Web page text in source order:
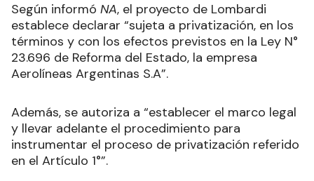
Según informó NA, el proyecto de Lombardi
establece declarar “sujeta a privatización, en los
términos y con los efectos previstos en la Ley N°
23.696 de Reforma del Estado, la empresa
Aerolíneas Argentinas S.A”.
Además, se autoriza a “establecer el marco legal
y llevar adelante el procedimiento para
instrumentar el proceso de privatización referido
en el Artículo 1°”.